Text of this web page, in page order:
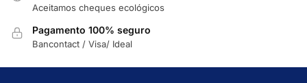
Aceitamos cheques ecológicos
Pagamento 100% seguro
Bancontact / Visa/ Ideal